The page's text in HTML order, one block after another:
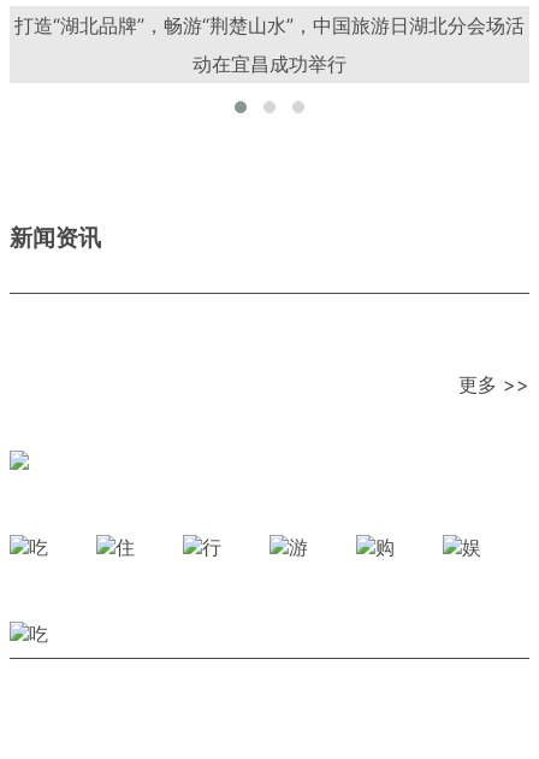
打造“湖北品牌”，畅游“荆楚山水”，中国旅游日湖北分会场活
动在宜昌成功举行
新闻资讯
更多 >>